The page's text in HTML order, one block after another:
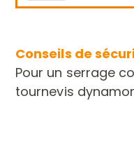
Conseils de
Pour un serrage
tournevis